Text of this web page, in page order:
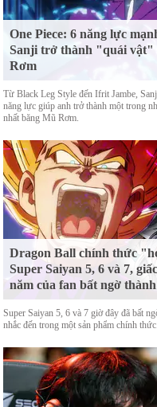
One Piece: 6 năng lực
Sanji trở thành "quái vật"
Rơm
Từ Black Leg Style đến Ifrit Jambe,
năng lực giúp anh trở thành một trong
nhất băng Mũ Rơm.
Dragon Ball chính thức
Super Saiyan 5, 6 và 7,
năm của fan bất ngờ
Super Saiyan 5, 6 và 7 giờ đây đã bất
nhắc đến trong một sản phẩm chính thức.